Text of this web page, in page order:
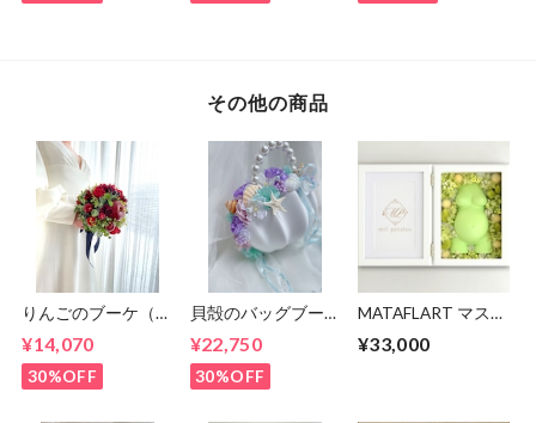
その他の商品
りんごのブーケ（ブ
¥14,070
30%OFF
貝殻のバッグブーケ
ト）
¥22,750
30%OFF
MATAFLART マスカ
¥33,000